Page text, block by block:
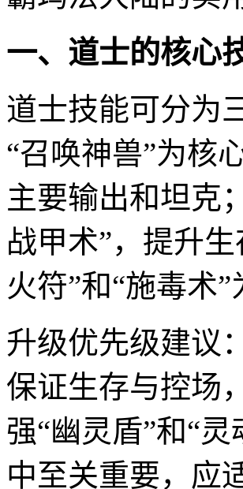
一、道士的核心
道士技能可分为
“召唤神兽”为核
主要输出和坦克
战甲术”，提升
火符”和“施毒术
升级优先级建议
保证生存与控场
强“幽灵盾”和“
中至关重要，应